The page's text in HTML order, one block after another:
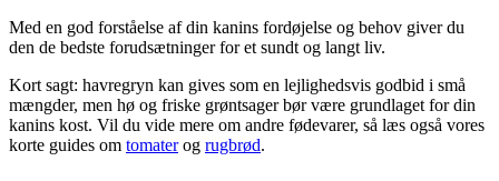
Med en god forståelse af din kanins fordøjelse og behov giver du
den de bedste forudsætninger for et sundt og langt liv.
Kort sagt: havregryn kan gives som en lejlighedsvis godbid i små
mængder, men hø og friske grøntsager bør være grundlaget for din
kanins kost. Vil du vide mere om andre fødevarer, så læs også vores
korte guides om tomaterog rugbrød.